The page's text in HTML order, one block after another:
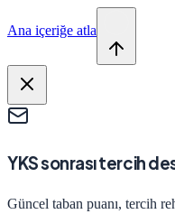
Ana içeriğe atla
YKS sonrası tercih
Güncel taban puanı, tercih